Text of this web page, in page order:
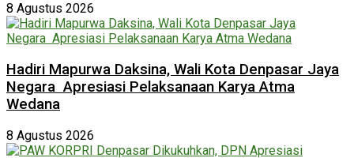
8 Agustus 2026
Hadiri Mapurwa Daksina, Wali Kota Denpasar Jaya
Negara Apresiasi Pelaksanaan Karya Atma
Wedana
8 Agustus 2026